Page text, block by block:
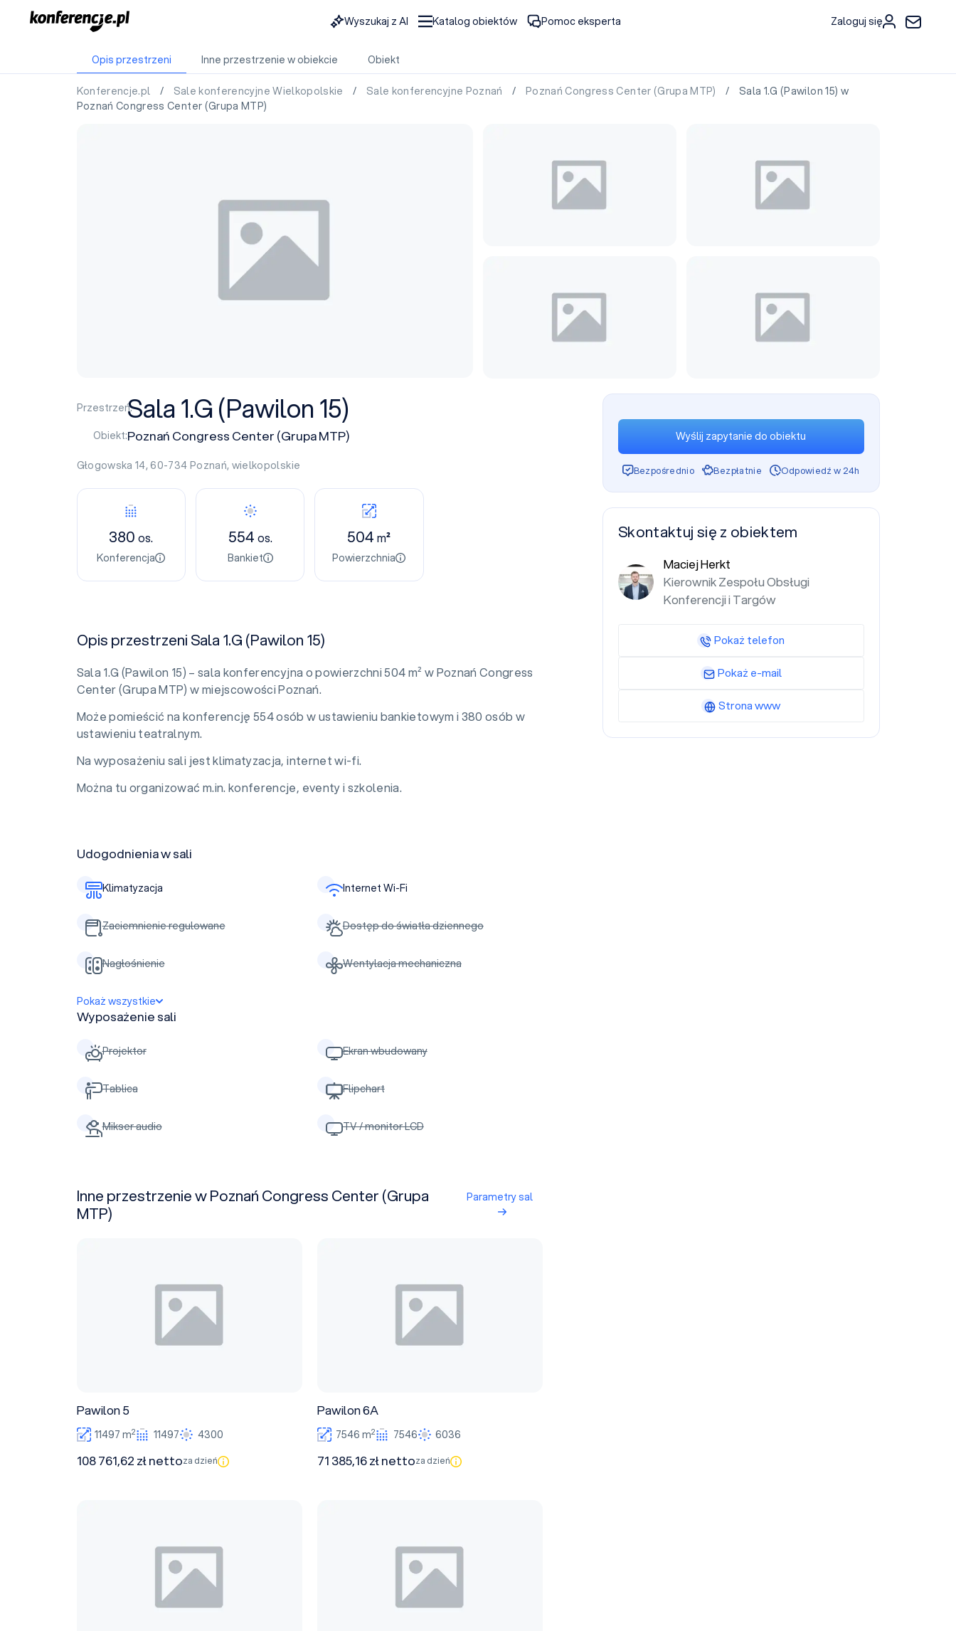
Wyszukaj z AI Katalog obiektów Pomoc eksperta Zaloguj się
Opis przestrzeni Inne przestrzenie w obiekcie Obiekt
Konferencje.pl / Sale konferencyjne Wielkopolskie / Sale konferencyjne Poznań / Poznań Congress Center (Grupa MTP)
/ Sala 1.G (Pawilon 15) w
Poznań Congress Center (Grupa MTP)
Przestrzeń:Sala 1.G (Pawilon 15)
Obiekt:Poznań Congress Center (Grupa MTP)
Głogowska 14, 60-734 Poznań, wielkopolskie
380os.
Konferencja
554 os.
Bankiet
504m²
Powierzchnia
Opis przestrzeni Sala 1.G (Pawilon 15)
Sala 1.G (Pawilon 15) – sala konferencyjna o powierzchni 504 m² w Poznań Congress
Center (Grupa MTP) w miejscowości Poznań.
Może pomieścić na konferencję 554 osób w ustawieniu bankietowym i 380 osób w
ustawieniu teatralnym.
Na wyposażeniu sali jest klimatyzacja, internet wi-fi.
Można tu organizować m.in. konferencje, eventy i szkolenia.
Udogodnienia w sali
Klimatyzacja Internet Wi-Fi
Zaciemnienie regulowane Dostęp do światła dziennego
Nagłośnienie Wentylacja mechaniczna
Pokaż wszystkie
Wyposażenie sali
Projektor Ekran wbudowany
Tablica Flipchart
Mikser audio TV / monitor LCD
Inne przestrzenie w Poznań Congress Center (Grupa
MTP)
Parametry sal
Pawilon 5
11497 m2 11497 4300
108 761,62 zł nettoza dzień
Pawilon 6A
7546 m2 7546 6036
71 385,16 zł nettoza dzień
Wyślij zapytanie do obiektu
Bezpośrednio Bezpłatnie Odpowiedź w 24h
Skontaktuj się z obiektem
Maciej Herkt
Kierownik Zespołu Obsługi
Konferencji i Targów
Pokaż telefon
Pokaż e-mail
Strona www